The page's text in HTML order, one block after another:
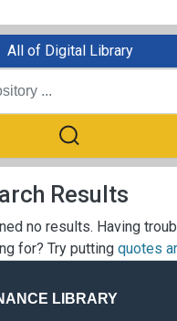
All of Digital Library
Results
no results. Having
for? Try putting quotes
LIBRARY